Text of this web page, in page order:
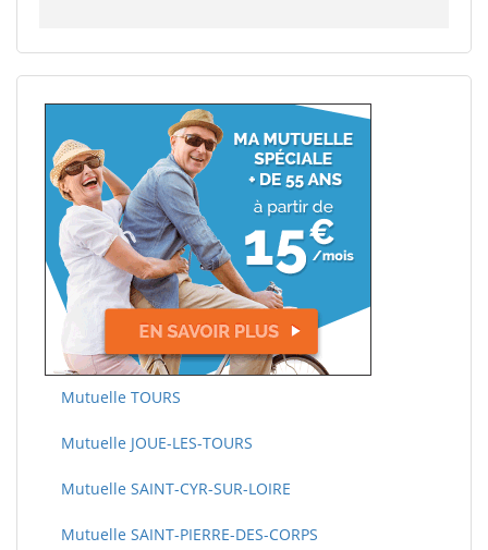
Mutuelle TOURS
Mutuelle JOUE-LES-TOURS
Mutuelle SAINT-CYR-SUR-LOIRE
Mutuelle SAINT-PIERRE-DES-CORPS